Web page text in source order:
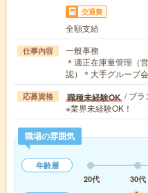
交通費
全額支給
仕事内容
一般事務
＊適正在庫量管理（
認）＊大手グループ
応募資格 職種未経験OK / ブラ
※業界未経験OK！
職場の雰囲気
年齢層
20代
30代